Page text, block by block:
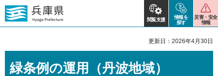
閲覧支援
情報を
探す
災害・安全
情報
更新日：2026年4月30日
緑条例の運用（丹波地域）